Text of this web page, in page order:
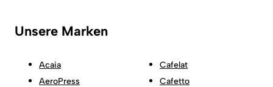
Unsere Marken
Acaia
AeroPress
Cafelat
Cafetto